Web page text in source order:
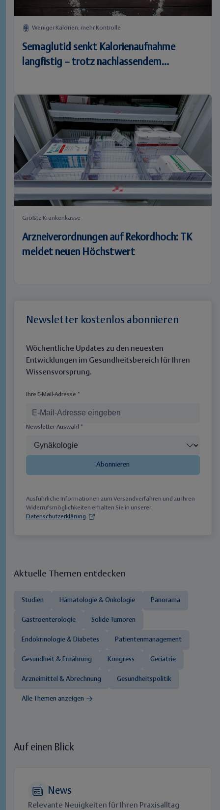
Weniger Kalorien, mehr Kontrolle
Semaglutid senkt Kalorienaufnahme
langfistig – trotz nachlassendem
Größte Krankenkasse
Arzneiverordnungen auf Rekordhoch: TK
meldet neuen Höchstwert
Newsletter kostenlos abonnieren
Wöchentliche Updates zu den neuesten
Entwicklungen im Gesundheitsbereich für Ihren
Wissensvorsprung.
Ihre E-Mail-Adresse *
Newsletter-Auswahl *
Abonnieren
Ausführliche Informationen zum Versandverfahren und zu Ihren
Widerrufsmöglichkeiten erhalten Sie in unserer
Datenschutzerklärung
Aktuelle Themen entdecken
Studien Hämatologie & Onkologie Panorama
Gastroenterologie Solide Tumoren
Endokrinologie & Diabetes Patientenmanagement
Gesundheit & Ernährung Kongress Geriatrie
Arzneimittel & Abrechnung Gesundheitspolitik
Alle Themen anzeigen
Auf einen Blick
News
Relevante Neuigkeiten für Ihren Praxisalltag